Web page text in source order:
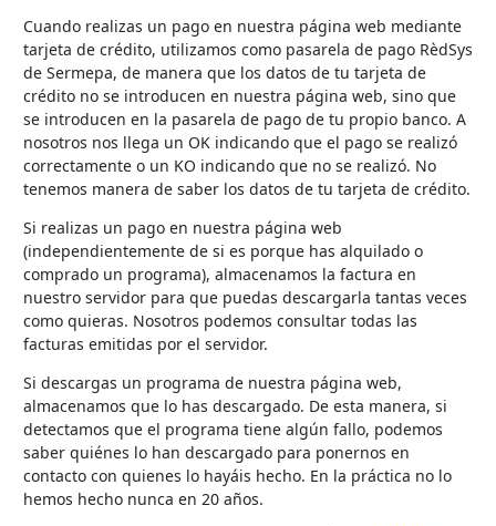
Cuando realizas un pago en nuestra página web mediante
tarjeta de crédito, utilizamos como pasarela de pago RèdSys
de Sermepa, de manera que los datos de tu tarjeta de
crédito no se introducen en nuestra página web, sino que
se introducen en la pasarela de pago de tu propio banco. A
nosotros nos llega un OK indicando que el pago se realizó
correctamente o un KO indicando que no se realizó. No
tenemos manera de saber los datos de tu tarjeta de crédito.
Si realizas un pago en nuestra página web
(independientemente de si es porque has alquilado o
comprado un programa), almacenamos la factura en
nuestro servidor para que puedas descargarla tantas veces
como quieras. Nosotros podemos consultar todas las
facturas emitidas por el servidor.
Si descargas un programa de nuestra página web,
almacenamos que lo has descargado. De esta manera, si
detectamos que el programa tiene algún fallo, podemos
saber quiénes lo han descargado para ponernos en
contacto con quienes lo hayáis hecho. En la práctica no lo
hemos hecho nunca en 20 años.